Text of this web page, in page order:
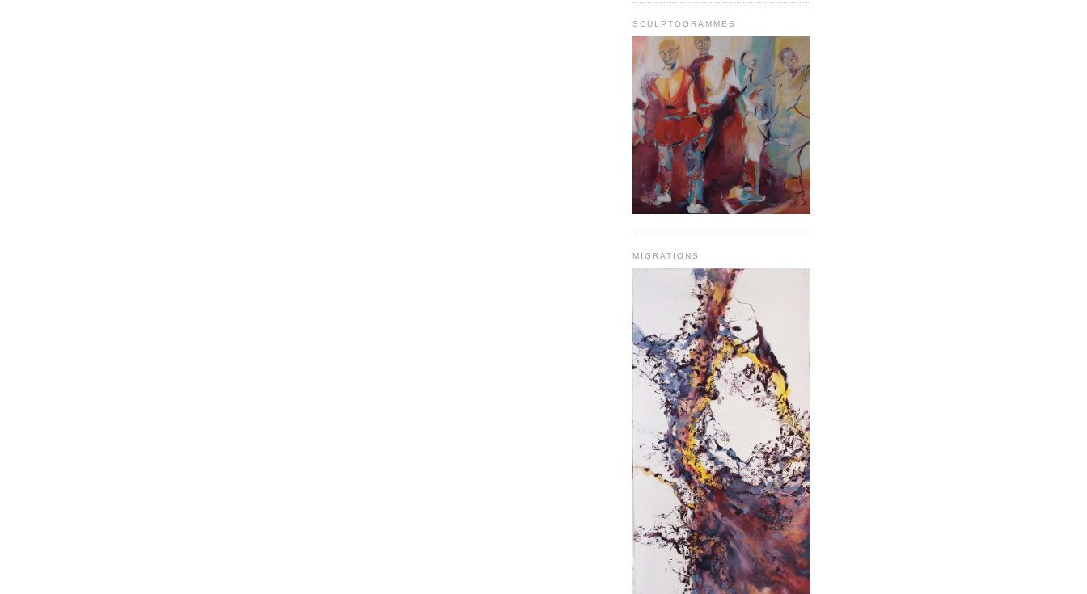
SCULPTOGRAMMES
MIGRATIONS